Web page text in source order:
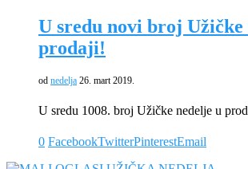
U sredu novi broj Užičke
prodaji!
od nedelja 26. mart 2019.
U sredu 1008. broj Užičke nedelje u
0 FacebookTwitterPinterestEmail